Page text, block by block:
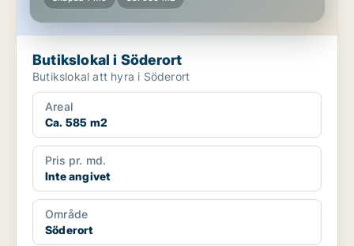
Butikslokal i Söderort
Butikslokal att hyra i Söderort
Areal
Ca. 585 m2
Pris pr. md.
Inte angivet
Område
Söderort